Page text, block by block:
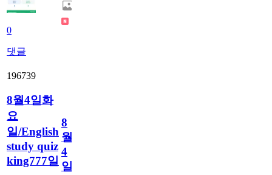
0
댓글
196739
8월4일화
요
일/English
study quiz
king777일
8
월
4
일